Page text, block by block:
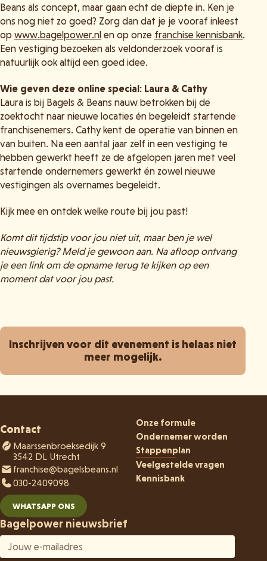
Beans als concept, maar gaan echt de diepte in. Ken je
ons nog niet zo goed? Zorg dan dat je je vooraf inleest
op www.bagelpower.nl en op onze franchise kennisbank.
Een vestiging bezoeken als veldonderzoek vooraf is
natuurlijk ook altijd een goed idee.
Wie geven deze online special: Laura & Cathy
Laura is bij Bagels & Beans nauw betrokken bij de
zoektocht naar nieuwe locaties én begeleidt startende
franchisenemers. Cathy kent de operatie van binnen en
van buiten. Na een aantal jaar zelf in een vestiging te
hebben gewerkt heeft ze de afgelopen jaren met veel
startende ondernemers gewerkt én zowel nieuwe
vestigingen als overnames begeleidt.
Kijk mee en ontdek welke route bij jou past!
Komt dit tijdstip voor jou niet uit, maar ben je wel
nieuwsgierig? Meld je gewoon aan. Na afloop ontvang
je een link om de opname terug te kijken op een
moment dat voor jou past.
Inschrijven voor dit evenement is helaas niet
meer mogelijk.
Contact
Maarssenbroeksedijk 9
3542 DL Utrecht
franchise@bagelsbeans.nl
030-2409098
WHATSAPP ONS
Onze formule
Ondernemer worden
Stappenplan
Veelgestelde vragen
Kennisbank
Bagelpower nieuwsbrief